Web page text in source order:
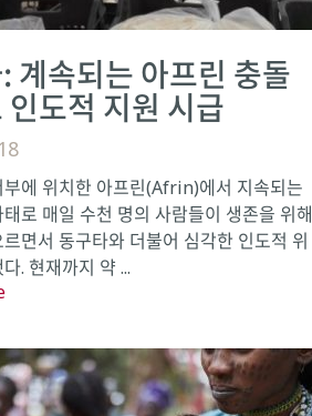
계속되는 아프린 충돌
인도적 지원 시급
부에 위치한 아프린(Afrin)에서 지속되는
로 매일 수천 명의 사람들이 생존을 위해
면서 동구타와 더불어 심각한 인도적 위
. 현재까지 약 ...